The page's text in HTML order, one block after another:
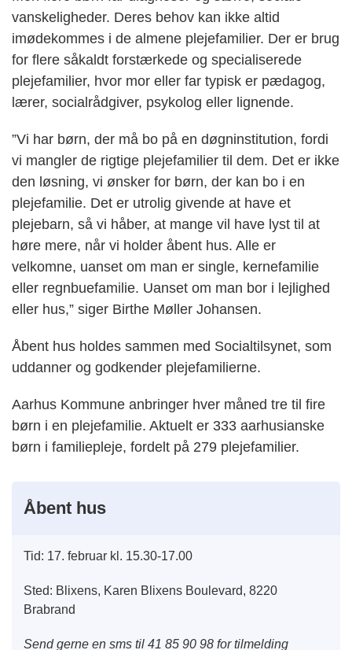
vanskeligheder. Deres behov kan ikke altid
imødekommes i de almene plejefamilier. Der er brug
for flere såkaldt forstærkede og specialiserede
plejefamilier, hvor mor eller far typisk er pædagog,
lærer, socialrådgiver, psykolog eller lignende.
”Vi har børn, der må bo på en døgninstitution, fordi
vi mangler de rigtige plejefamilier til dem. Det er ikke
den løsning, vi ønsker for børn, der kan bo i en
plejefamilie. Det er utrolig givende at have et
plejebarn, så vi håber, at mange vil have lyst til at
høre mere, når vi holder åbent hus. Alle er
velkomne, uanset om man er single, kernefamilie
eller regnbuefamilie. Uanset om man bor i lejlighed
eller hus,” siger Birthe Møller Johansen.
Åbent hus holdes sammen med Socialtilsynet, som
uddanner og godkender plejefamilierne.
Aarhus Kommune anbringer hver måned tre til fire
børn i en plejefamilie. Aktuelt er 333 aarhusianske
børn i familiepleje, fordelt på 279 plejefamilier.
Åbent hus
Tid: 17. februar kl. 15.30-17.00
Sted: Blixens, Karen Blixens Boulevard, 8220
Brabrand
Send gerne en sms til 41 85 90 98 for tilmelding